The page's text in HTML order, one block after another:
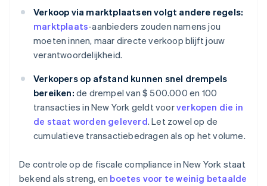
Verkoop via marktplaatsen volgt andere regels:
marktplaats-aanbieders zouden namens jou
moeten innen, maar directe verkoop blijft jouw
verantwoordelijkheid.
Verkopers op afstand kunnen snel drempels
bereiken: de drempel van $ 500.000 en 100
transacties in New York geldt voorverkopen die in
de staat worden geleverd. Let zowel op de
cumulatieve transactiebedragen als op het volume.
De controle op de fiscale compliance in New York staat
bekend als streng, en boetes voor te weinig betaalde